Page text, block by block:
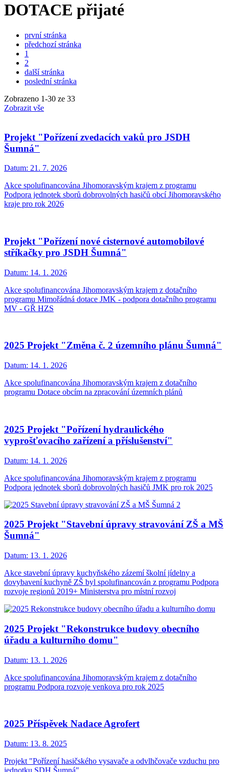
DOTACE přijaté
první stránka
předchozí stránka
1
2
další stránka
poslední stránka
Zobrazeno 1-30 ze 33
Zobrazit vše
Projekt "Pořízení zvedacích vaků pro JSDH
Šumná"
Datum: 21. 7. 2026
Akce spolufinancována Jihomoravským krajem z programu
Podpora jednotek sborů dobrovolných hasičů obcí Jihomoravského
kraje pro rok 2026
Projekt "Pořízení nové cisternové automobilové
stříkačky pro JSDH Šumná"
Datum: 14. 1. 2026
Akce spolufinancována Jihomoravským krajem z dotačního
programu Mimořádná dotace JMK - podpora dotačního programu
MV - GŘ HZS
2025 Projekt "Změna č. 2 územního plánu Šumná"
Datum: 14. 1. 2026
Akce spolufinancována Jihomoravským krajem z dotačního
programu Dotace obcím na zpracování územních plánů
2025 Projekt "Pořízení hydraulického
vyprošťovacího zařízení a příslušenství"
Datum: 14. 1. 2026
Akce spolufinancována Jihomoravským krajem z programu
Podpora jednotek sborů dobrovolných hasičů JMK pro rok 2025
2025 Projekt "Stavební úpravy stravování ZŠ a MŠ
Šumná"
Datum: 13. 1. 2026
Akce stavební úpravy kuchyňského zázemí školní jídelny a
dovybavení kuchyně ZŠ byl spolufinancován z programu Podpora
rozvoje regionů 2019+ Ministerstva pro místní rozvoj
2025 Projekt "Rekonstrukce budovy obecního
úřadu a kulturního domu"
Datum: 13. 1. 2026
Akce spolufinancována Jihomoravským krajem z dotačního
programu Podpora rozvoje venkova pro rok 2025
2025 Příspěvek Nadace Agrofert
Datum: 13. 8. 2025
Projekt "Pořízení hasičského vysavače a odvlhčovače vzduchu pro
jednotku SDH Šumná"